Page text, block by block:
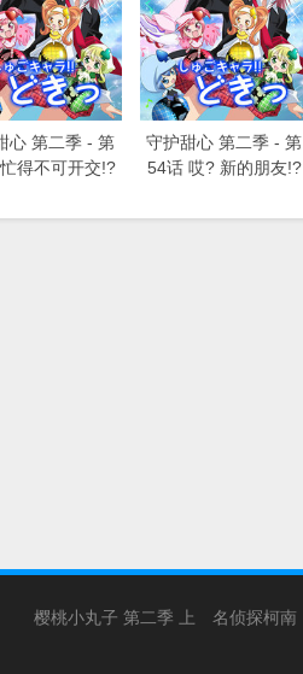
心 第二季 - 第
得不可开交!?
守护甜心 第二季 - 第
54话 哎? 新的朋友!?
樱桃小丸子 第二季 上 名侦探柯南